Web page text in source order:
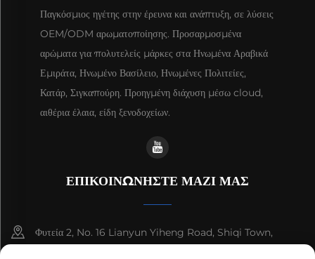
Παγκόσμιος ηγέτης στην έρευνα και ανάπτυξη, σε λύσεις
OEM/ODM αρωματοποίησης. Προσαρμοσμένα
αρώματα για πολυτελείς μάρκες στα Ηνωμένα Αραβικά
Εμιράτα, Ηνωμένο Βασίλειο, Ηνωμένες Πολιτείες,
Κατάρ, Σιγκαπούρη. Προηγμένη διάχυση μέσω cloud,
αιθέρια έλαια, είδη ξενοδοχείων.
ΕΠΙΚΟΙΝΩΝΗΣΤΕ ΜΑΖΙ ΜΑΣ
Φυτεία 2, No. 16 Lianyun Yiheng Road, Shiqi Town,